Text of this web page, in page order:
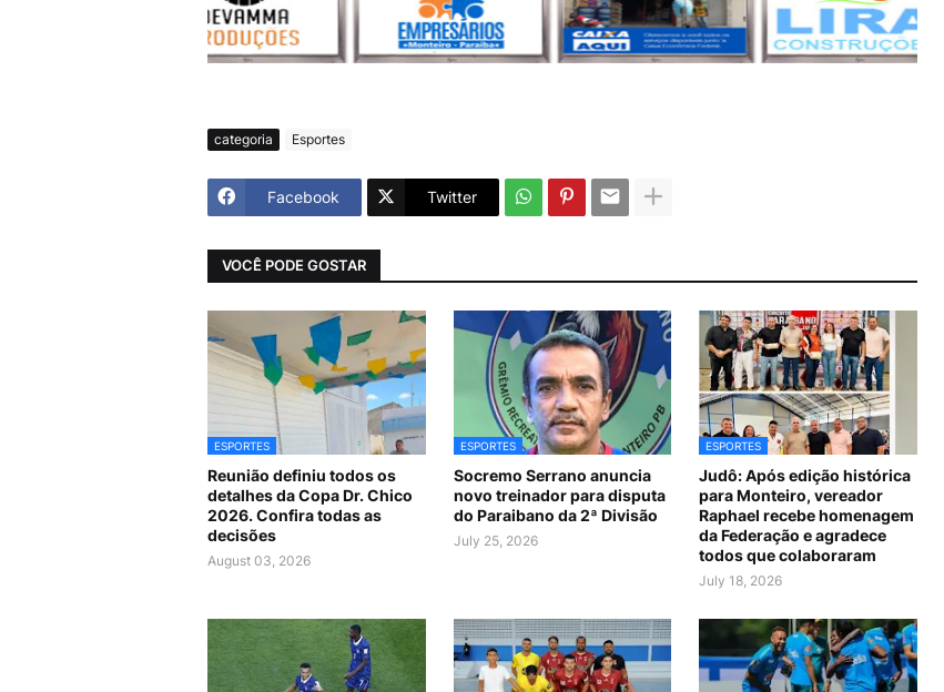
categoria Esportes
Facebook Twitter
VOCÊ PODE GOSTAR
ESPORTES
Reunião definiu todos os
detalhes da Copa Dr. Chico
2026. Confira todas as
decisões
August 03, 2026
ESPORTES
Socremo Serrano anuncia
novo treinador para disputa
do Paraibano da 2ª Divisão
July 25, 2026
ESPORTES
Judô: Após edição histórica
para Monteiro, vereador
Raphael recebe homenagem
da Federação e agradece
todos que colaboraram
July 18, 2026